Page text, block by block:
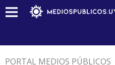
PORTAL MEDIOS PÚBLICOS